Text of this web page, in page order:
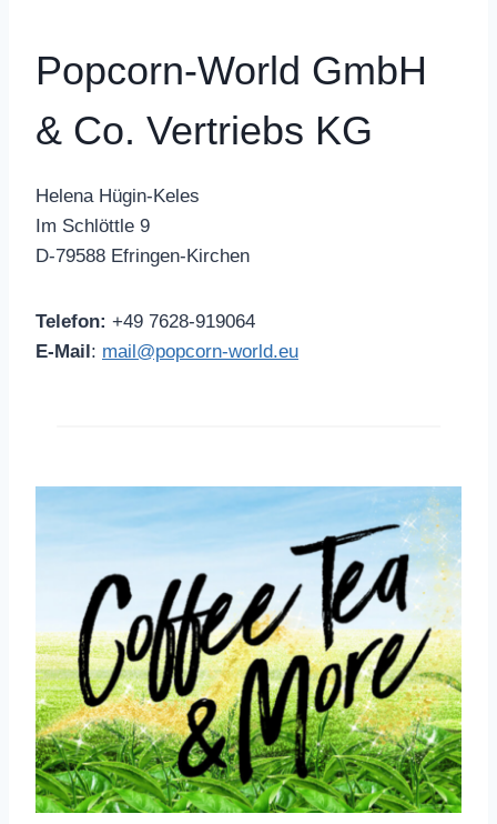
Popcorn-World GmbH
& Co. Vertriebs KG
Helena Hügin-Keles
Im Schlöttle 9
D-79588 Efringen-Kirchen
Telefon: +49 7628-919064
E-Mail : mail@popcorn-world.eu